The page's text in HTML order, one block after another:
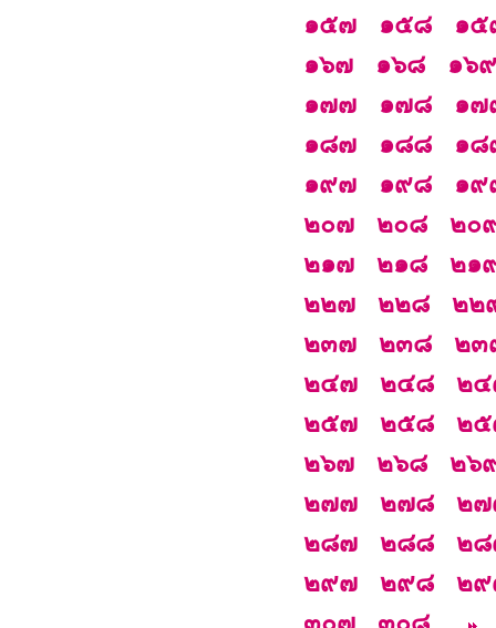
๑๕๗
๑๕๘
๑๕
๑๖๗
๑๖๘
๑๖๙
๑๗๗
๑๗๘
๑๗
๑๘๗
๑๘๘
๑๘
๑๙๗
๑๙๘
๑๙
๒๐๗
๒๐๘
๒๐
๒๑๗
๒๑๘
๒๑
๒๒๗
๒๒๘
๒๒
๒๓๗
๒๓๘
๒๓
๒๔๗
๒๔๘
๒
๒๕๗
๒๕๘
๒
๒๖๗
๒๖๘
๒๖
๒๗๗
๒๗๘
๒
๒๘๗
๒๘๘
๒
๒๙๗
๒๙๘
๒